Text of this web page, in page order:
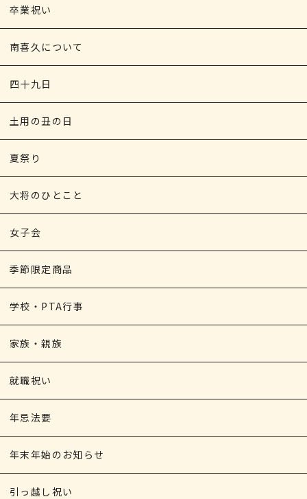
卒業祝い
南喜久について
四十九日
土用の丑の日
夏祭り
大将のひとこと
女子会
季節限定商品
学校・PTA行事
家族・親族
就職祝い
年忌法要
年末年始のお知らせ
引っ越し祝い